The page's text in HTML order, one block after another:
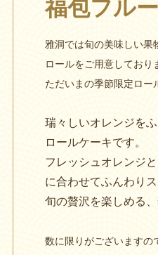
福包フル
雅洞では旬の美味しい果
ロールをご用意しており
ただいまの季節限定ロー
瑞々しいオレンジを
ロールケーキです。
フレッシュオレンジ
に合わせてふんわり
旬の贅沢を楽しめる
数に限りがございますの